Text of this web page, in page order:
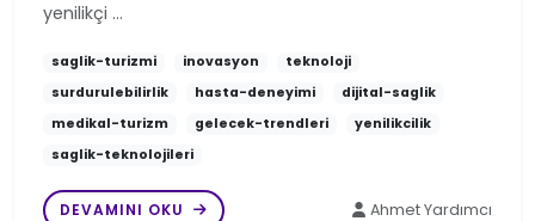
yenilikçi …
saglik-turizmi inovasyon
teknoloji
surdurulebilirlik
hasta-deneyimi
dijital-saglik
medikal-turizm
gelecek-trendleri
yenilikcilik
saglik-teknolojileri
DEVAMINI OKU Ahmet Yardımcı